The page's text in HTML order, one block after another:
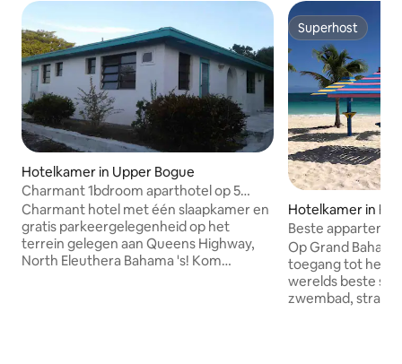
Hotelkamer in Upper Bogue
Charmant 1bdroom aparthotel op 5
minuten van roze zand!
Charmant hotel met één slaapkamer en
gratis parkeergelegenheid op het
terrein gelegen aan Queens Highway,
North Eleuthera Bahama 's! Kom
Superhost
Superhost
Hotelkamer in
Beste
Lucaya! #1503 @
Op Grand
toegang tot het
werelds beste
zwembad,